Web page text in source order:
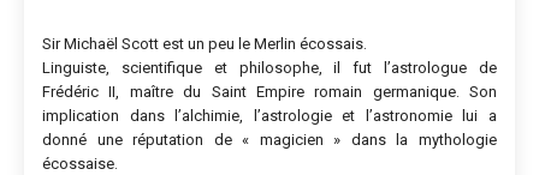
Sir Michaël Scott est un peu le Merlin écossais.
Linguiste, scientifique et philosophe, il fut l’astrologue de
Frédéric II, maître du Saint Empire romain germanique. Son
implication dans l’alchimie, l’astrologie et l’astronomie lui a
donné une réputation de « magicien » dans la mythologie
écossaise.